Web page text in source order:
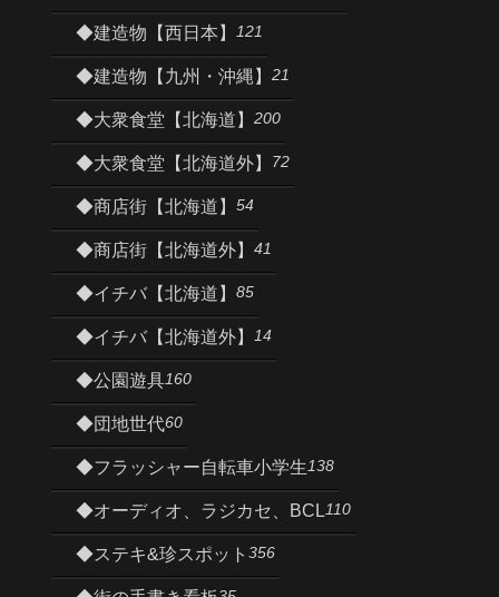
◆建造物【西日本】 121
◆建造物【九州・沖縄】 21
◆大衆食堂【北海道】 200
◆大衆食堂【北海道外】 72
◆商店街【北海道】 54
◆商店街【北海道外】 41
◆イチバ【北海道】 85
◆イチバ【北海道外】 14
◆公園遊具160
◆団地世代60
◆フラッシャー自転車小学生138
◆オーディオ、ラジカセ、BCL110
◆ステキ&珍スポット 356